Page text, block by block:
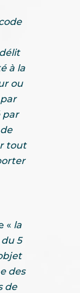
à la
ou
par
tout
« la
5
des
de